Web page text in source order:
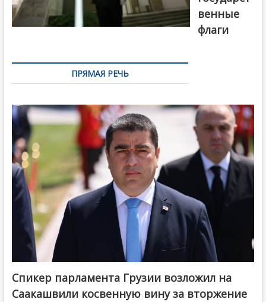
венные
флаги
ПРЯМАЯ РЕЧЬ
Спикер парламента Грузии возложил на
Саакашвили косвенную вину за вторжение